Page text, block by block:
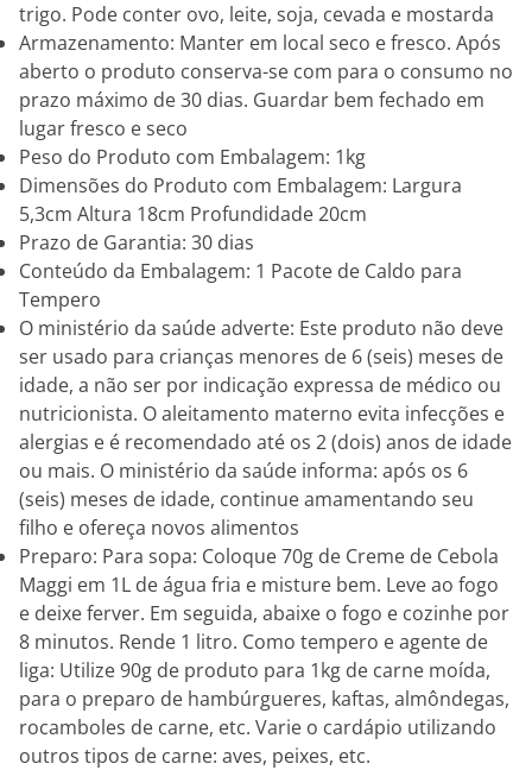
trigo. Pode conter ovo, leite, soja, cevada e mostarda
Armazenamento: Manter em local seco e fresco. Após
aberto o produto conserva-se com para o consumo no
prazo máximo de 30 dias. Guardar bem fechado em
lugar fresco e seco
Peso do Produto com Embalagem: 1kg
Dimensões do Produto com Embalagem: Largura
5,3cm Altura 18cm Profundidade 20cm
Prazo de Garantia: 30 dias
Conteúdo da Embalagem: 1 Pacote de Caldo para
Tempero
O ministério da saúde adverte: Este produto não deve
ser usado para crianças menores de 6 (seis) meses de
idade, a não ser por indicação expressa de médico ou
nutricionista. O aleitamento materno evita infecções e
alergias e é recomendado até os 2 (dois) anos de idade
ou mais. O ministério da saúde informa: após os 6
(seis) meses de idade, continue amamentando seu
filho e ofereça novos alimentos
Preparo: Para sopa: Coloque 70g de Creme de Cebola
Maggi em 1L de água fria e misture bem. Leve ao fogo
e deixe ferver. Em seguida, abaixe o fogo e cozinhe por
8 minutos. Rende 1 litro. Como tempero e agente de
liga: Utilize 90g de produto para 1kg de carne moída,
para o preparo de hambúrgueres, kaftas, almôndegas,
rocamboles de carne, etc. Varie o cardápio utilizando
outros tipos de carne: aves, peixes, etc.